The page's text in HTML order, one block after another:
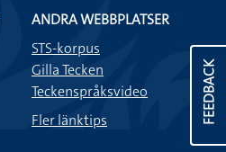
FEEDBACK
ANDRA WEBBPLATSER
STS-korpus
Gilla Tecken
Teckenspråksvideo
Fler länktips